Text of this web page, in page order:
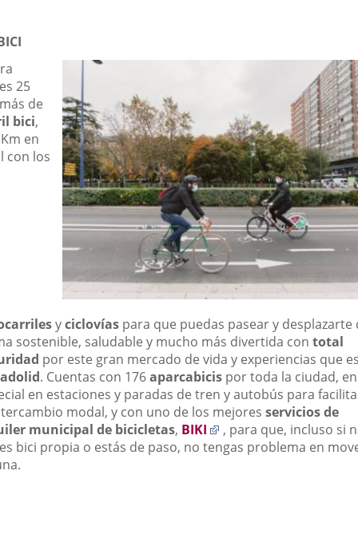
25
de
bici,
en
con los
yciclovías para que puedas pasear y desplazarte
sostenible, saludable y mucho más divertida con total
por este gran mercado de vida y experiencias que
. Cuentas con 176aparcabicis por toda la ciudad, en
en estaciones y paradas de tren y autobús para
modal, y con uno de los mejores servicios de
municipal de bicicletas, BIKI
Enlace
a
, para que, incluso si
bici propia o estás de paso, no tengas problema en